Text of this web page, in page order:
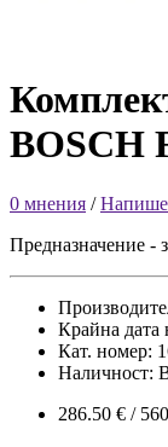
BOSCH
0 мнения /
Предназначение -
Крайна дата
Кат. номер:
Наличност:
286.50 € /